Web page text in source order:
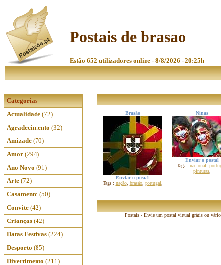
Postais de brasao
Estão 652 utilizadores online - 8/8/2026 - 20:25h
Categorias
Actualidade (72)
Agradecimento (32)
Amizade (70)
Amor (294)
Ano Novo (91)
Arte (72)
Casamento (50)
Convite (42)
Crianças (42)
Datas Festivas (224)
Desporto (85)
Divertimento (211)
Brasão
Enviar o postal
Tags : nação, brasão, portugal
Ninas
Enviar o postal
Tags : nacional
pinturas,
Postais - Envie um postal virtual grátis ou